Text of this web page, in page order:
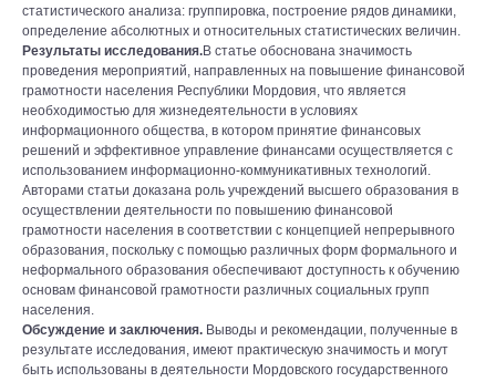
статистического анализа: группировка, построение рядов динамики,
определение абсолютных и относительных статистических величин.
Результаты исследования.В статье обоснована значимость
проведения мероприятий, направленных на повышение финансовой
грамотности населения Республики Мордовия, что является
необходимостью для жизнедеятельности в условиях
информационного общества, в котором принятие финансовых
решений и эффективное управление финансами осуществляется с
использованием информационно-коммуникативных технологий.
Авторами статьи доказана роль учреждений высшего образования в
осуществлении деятельности по повышению финансовой
грамотности населения в соответствии с концепцией непрерывного
образования, поскольку с помощью различных форм формального и
неформального образования обеспечивают доступность к обучению
основам финансовой грамотности различных социальных групп
населения.
Обсуждение и заключения. Выводы и рекомендации, полученные в
результате исследования, имеют практическую значимость и могут
быть использованы в деятельности Мордовского государственного